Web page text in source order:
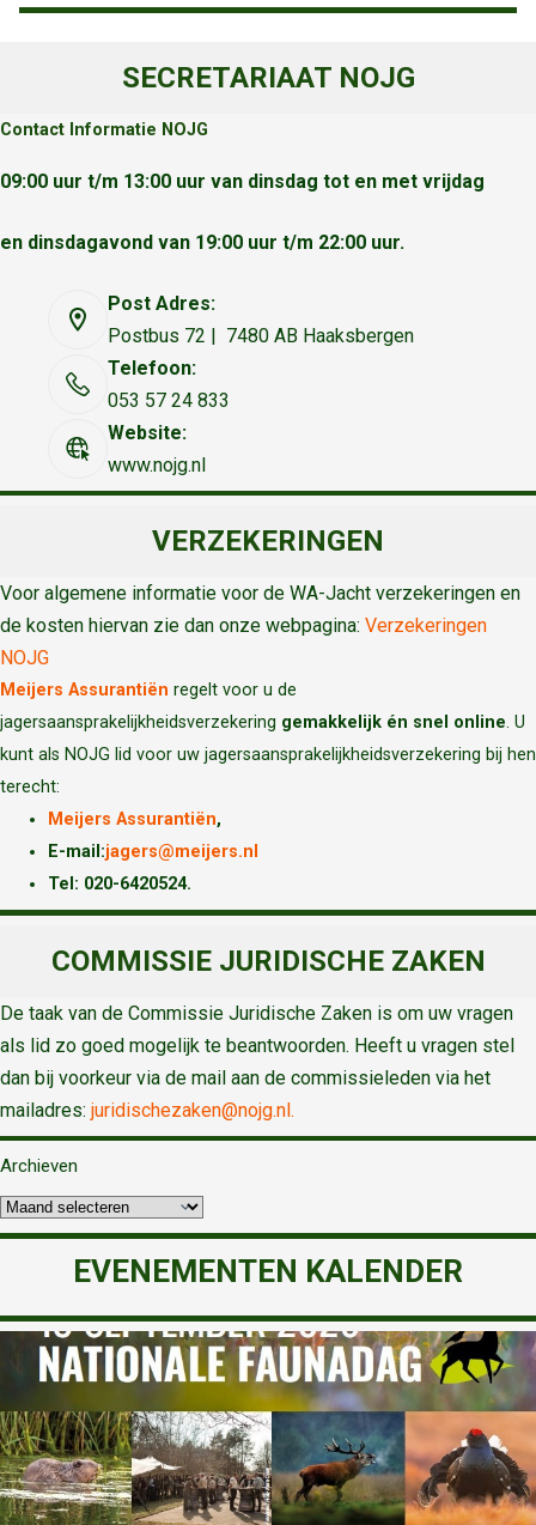
SECRETARIAAT NOJG
Contact Informatie NOJG
09:00 uur t/m 13:00 uur van dinsdag tot en met vrijdag
en dinsdagavond van 19:00 uur t/m 22:00 uur.
Post Adres:
Postbus 72 | 7480 AB Haaksbergen
Telefoon:
053 57 24 833
Website:
www.nojg.nl
VERZEKERINGEN
Voor algemene informatie voor de WA-Jacht verzekeringen en
de kosten hiervan zie dan onze webpagina: Verzekeringen
NOJG
Meijers Assurantiën regelt voor u de
jagersaansprakelijkheidsverzekering gemakkelijk én snel online. U
kunt als NOJG lid voor uw jagersaansprakelijkheidsverzekering bij hen
terecht:
Meijers Assurantiën,
E-mail:jagers@meijers.nl
Tel: 020-6420524.
COMMISSIE JURIDISCHE ZAKEN
De taak van de Commissie Juridische Zaken is om uw vragen
als lid zo goed mogelijk te beantwoorden. Heeft u vragen stel
dan bij voorkeur via de mail aan de commissieleden via het
mailadres: juridischezaken@nojg.nl.
Archieven
EVENEMENTEN KALENDER